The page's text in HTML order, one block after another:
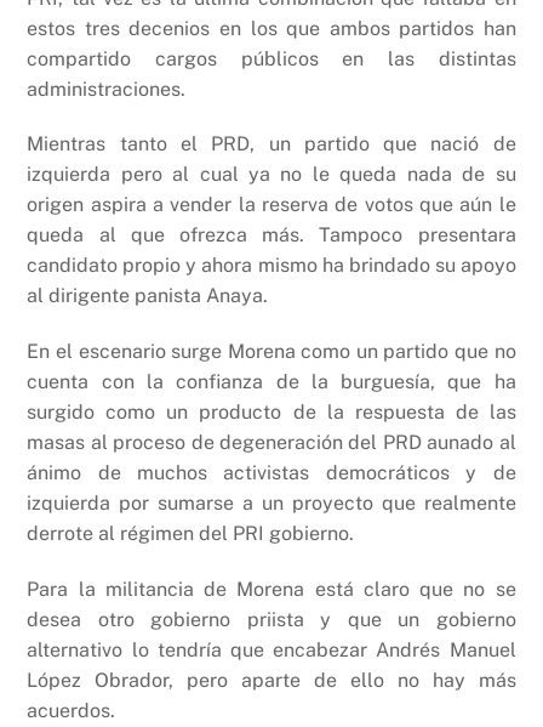
estos tres decenios en los que ambos partidos han
compartido cargos públicos en las distintas
administraciones.
Mientras tanto el PRD, un partido que nació de
izquierda pero al cual ya no le queda nada de su
origen aspira a vender la reserva de votos que aún le
queda al que ofrezca más. Tampoco presentara
candidato propio y ahora mismo ha brindado su apoyo
al dirigente panista Anaya.
En el escenario surge Morena como un partido que no
cuenta con la confianza de la burguesía, que ha
surgido como un producto de la respuesta de las
masas al proceso de degeneración del PRD aunado al
ánimo de muchos activistas democráticos y de
izquierda por sumarse a un proyecto que realmente
derrote al régimen del PRI gobierno.
Para la militancia de Morena está claro que no se
desea otro gobierno priista y que un gobierno
alternativo lo tendría que encabezar Andrés Manuel
López Obrador, pero aparte de ello no hay más
acuerdos.